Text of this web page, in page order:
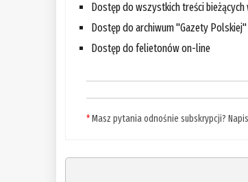
Dostęp do wszystkich treści
Dostęp do archiwum "Gazety Polskiej"
Dostęp do felietonów on-line
*Masz pytania odnośnie subskrypcji?